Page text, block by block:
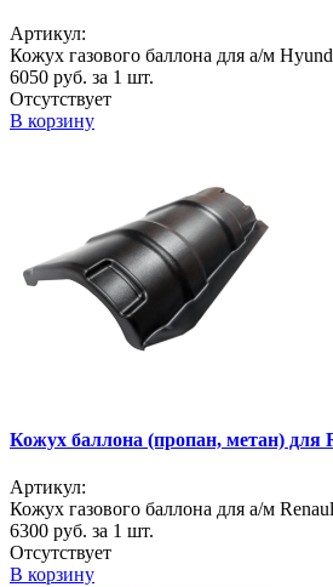
Артикул:
Кожух газового баллона для а/м
6050 руб. за 1 шт.
Отсутствует
В корзину
Кожух баллона (пропан, метан) для
Артикул:
Кожух газового баллона для а/м
6300 руб. за 1 шт.
Отсутствует
В корзину